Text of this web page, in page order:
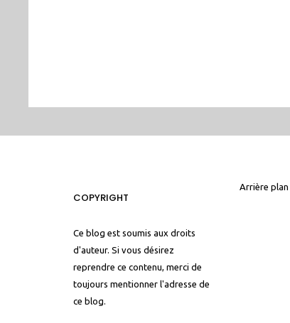
COPYRIGHT
Ce blog est soumis aux droits
d'auteur. Si vous désirez
reprendre ce contenu, merci de
toujours mentionner l'adresse de
ce blog.
Arrière plan